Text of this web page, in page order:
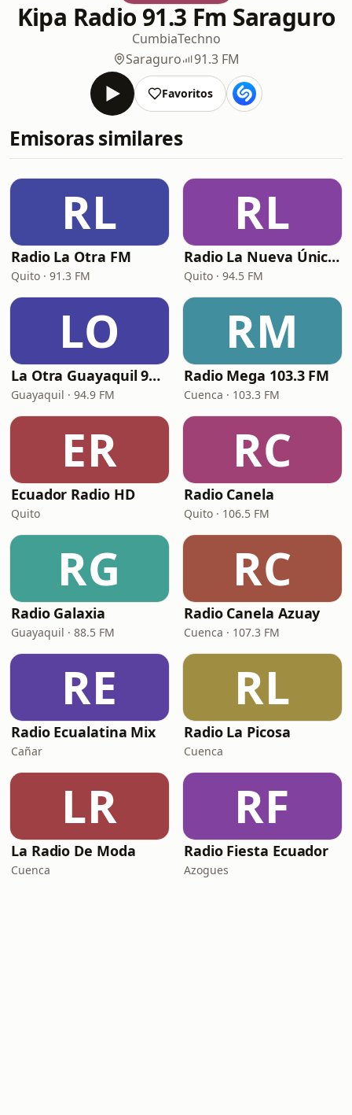
Kipa Radio 91.3 Fm Saraguro
CumbiaTechno
Saraguro
91.3 FM
Favoritos
Emisoras similares
RL
Radio La Otra FM
Quito · 91.3 FM
RL
Radio La Nueva Única 94.5 FM
Quito · 94.5 FM
LO
La Otra Guayaquil 94.9 FM
Guayaquil · 94.9 FM
RM
Radio Mega 103.3 FM
Cuenca · 103.3 FM
ER
Ecuador Radio HD
Quito
RC
Radio Canela
Quito · 106.5 FM
RG
Radio Galaxia
Guayaquil · 88.5 FM
RC
Radio Canela Azuay
Cuenca · 107.3 FM
RE
Radio Ecualatina Mix
Cañar
RL
Radio La Picosa
Cuenca
LR
La Radio De Moda
Cuenca
RF
Radio Fiesta Ecuador
Azogues